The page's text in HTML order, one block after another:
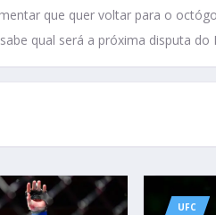
que quer voltar para o
qual será a próxima disputa do
UFC